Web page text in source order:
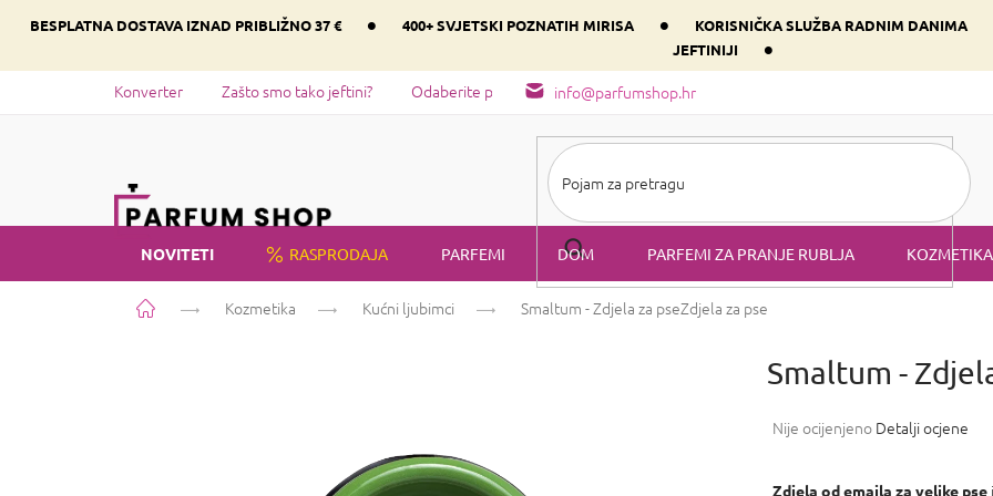
BESPLATNA DOSTAVA IZNAD PRIBLIŽNO 37 € • 400+ SVJETSKI POZNATIH MIRISA • KORISNIČKA SLUŽBA RADNIM DANIMA
JEFTINIJI
•
info@parfumshop.hr
Konverter Zašto smo tako jeftini? Odaberite parfem svog srca prema dominantnoj komponenti
NOVITETI RASPRODAJA PARFEMI DOM PARFEMI ZA PRANJE RUBLJA KOZMETIKA
Početna Kozmetika Kućni ljubimci Smaltum - Zdjela za pseZdjela za pse
Smaltum -
Prosječna
je
Nije ocijenjeno Detalji ocjene
Zdjela od emajla za velike pse